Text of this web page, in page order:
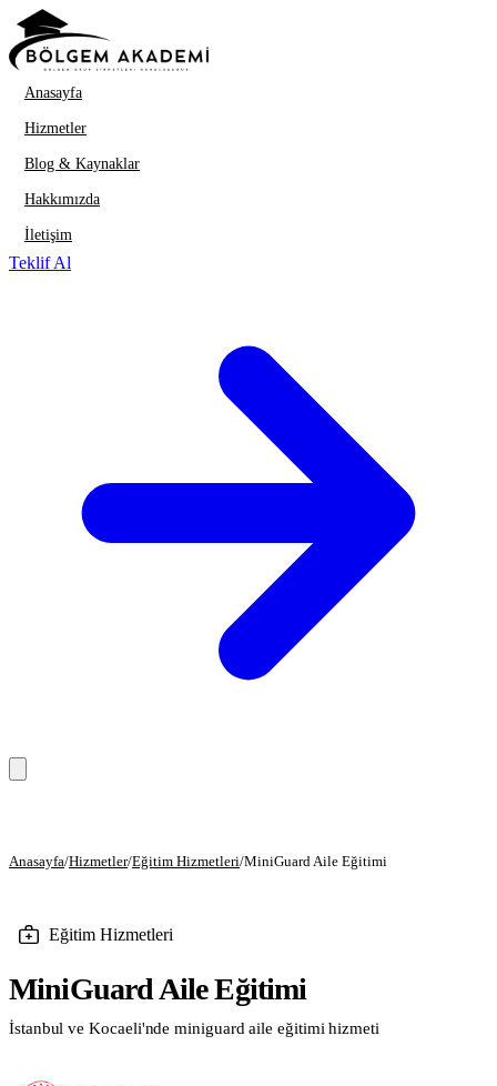
İçeriğe geç
Anasayfa
Hizmetler
Blog & Kaynaklar
Hakkımızda
İletişim
Teklif Al
Sağlık Hizmetleri
Blog & Kaynaklar
Anasayfa/Hizmetler/Eğitim Hizmetleri/MiniGuard Aile Eğitimi
Eğitim Hizmetleri
MiniGuard Aile Eğitimi
İstanbul ve Kocaeli'nde miniguard aile eğitimi hizmeti